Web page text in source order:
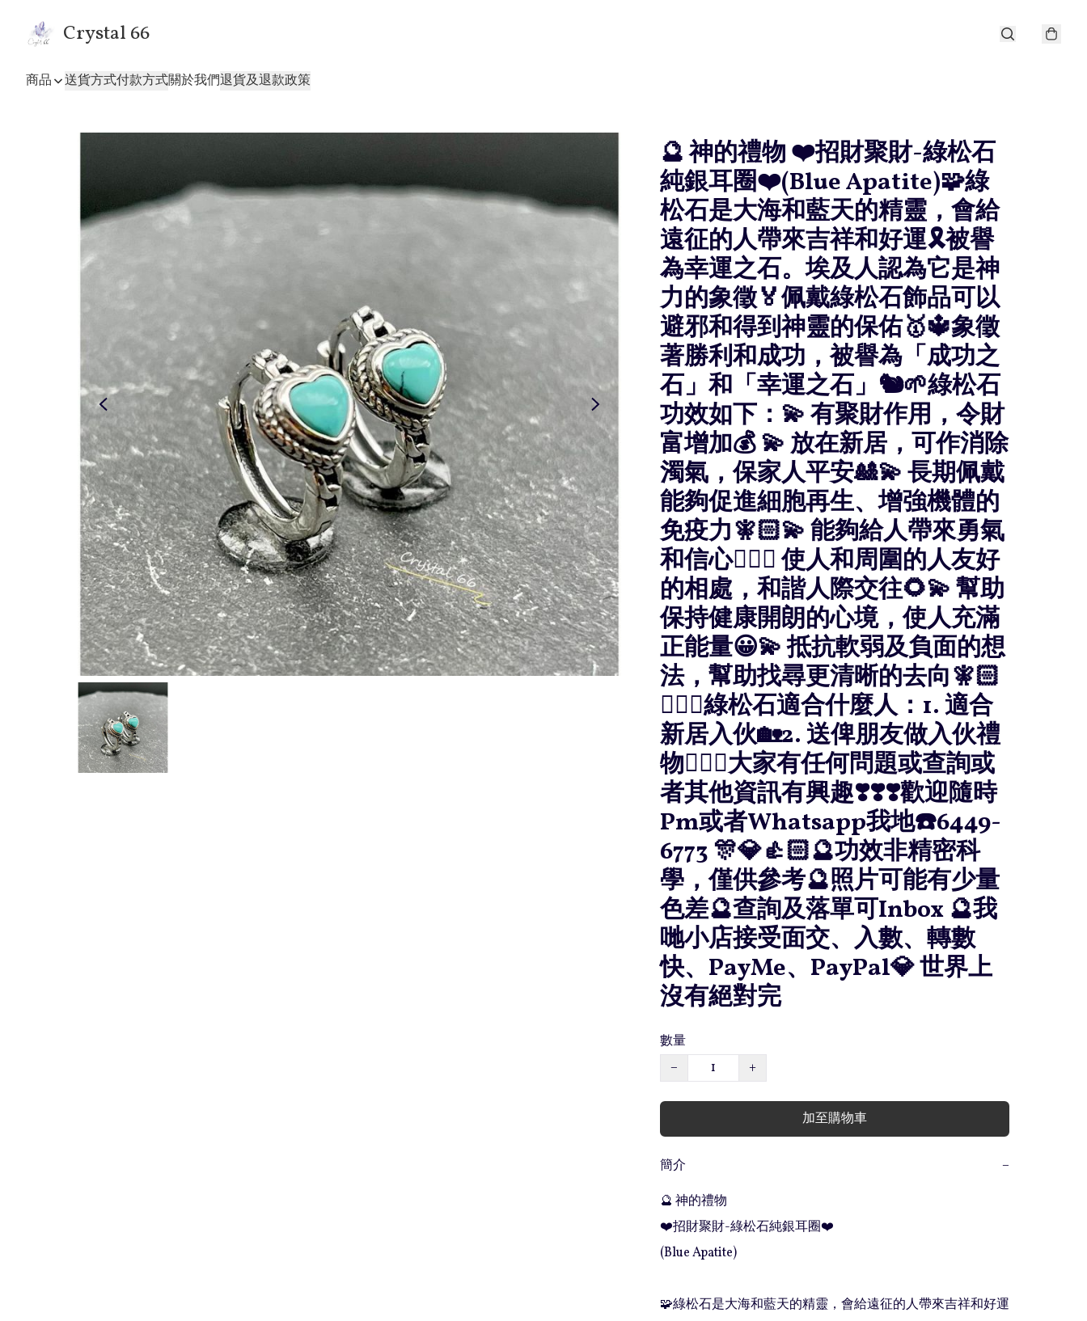
Crystal 66
商品 送貨方式付款方式關於我們退貨及退款政策
🔮 神的禮物 ❤️招財聚財-綠松石
純銀耳圈❤️(Blue Apatite)🧩綠
松石是大海和藍天的精靈，會給
遠征的人帶來吉祥和好運🎗被譽
為幸運之石。埃及人認為它是神
力的象徵🏅佩戴綠松石飾品可以
避邪和得到神靈的保佑🥇🔱象徵
著勝利和成功，被譽為「成功之
石」和「幸運之石」🐿🌱綠松石
功效如下：💫 有聚財作用，令財
富增加💰 💫 放在新居，可作消除
濁氣，保家人平安🎎💫 長期佩戴
能夠促進細胞再生、增強機體的
免疫力🧚🏻💫 能夠給人帶來勇氣
和信心👍🏻💫 使人和周圍的人友好
的相處，和諧人際交往🌻💫 幫助
保持健康開朗的心境，使人充滿
正能量😀💫 抵抗軟弱及負面的想
法，幫助找尋更清晰的去向🧚🏻
🧚🏻‍♀️綠松石適合什麼人：1. 適合
新居入伙🏡2. 送俾朋友做入伙禮
物💁🏻‍♀️大家有任何問題或查詢或
者其他資訊有興趣❣️❣️❣️歡迎隨時
Pm或者Whatsapp我地☎️6449-
6773 🎊💎👍🏻🔮功效非精密科
學，僅供參考🔮照片可能有少量
色差🔮查詢及落單可Inbox 🔮我
哋小店接受面交、入數、轉數
快、PayMe、PayPal💎 世界上
沒有絕對完
數量
−
+
加至購物車
簡介
−
🔮 神的禮物
❤️招財聚財-綠松石純銀耳圈❤️
(Blue Apatite)
🧩綠松石是大海和藍天的精靈，會給遠征的人帶來吉祥和好運